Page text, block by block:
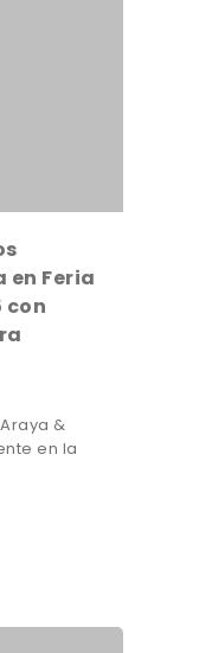
en Feria
con
&
en la